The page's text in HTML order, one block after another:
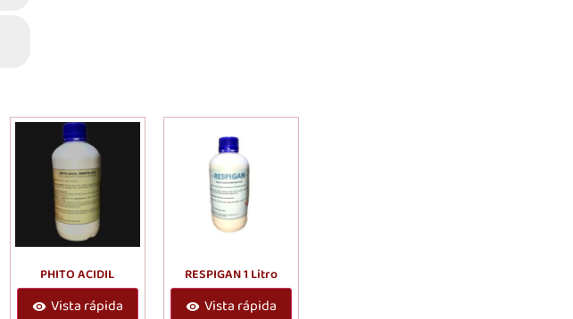
PHITO ACIDIL
Vista rápida
RESPIGAN 1 Litro
Vista rápida